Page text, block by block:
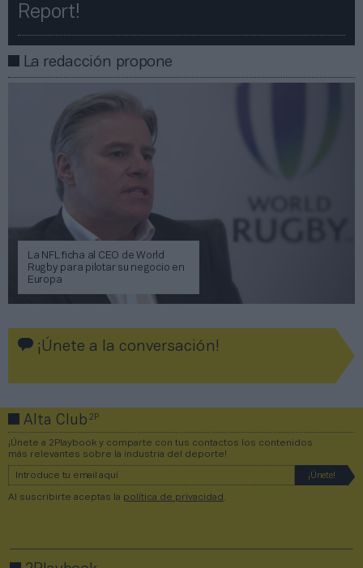
Report!​​
La redacción propone
La NFL ficha al CEO de World
Rugby para pilotar su negocio en
Europa
¡Únete a la conversación!
Alta Club2P
¡Únete a 2Playbook y comparte con tus contactos los contenidos
más relevantes sobre la industria del deporte!
Al suscribirte aceptas la política de privacidad